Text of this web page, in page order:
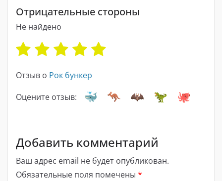
Отрицательные стороны
Не найдено
Отзыв о Рок бункер
Оцените отзыв:
Добавить комментарий
Ваш адрес email не будет опубликован.
Обязательные поля помечены *